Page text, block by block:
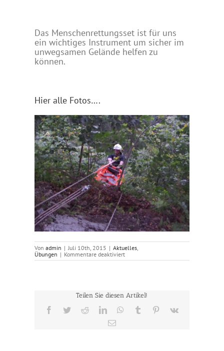
Das Menschenrettungsset ist für uns
ein wichtiges Instrument um sicher im
unwegsamen Gelände helfen zu
können.
Hier alle Fotos….
Von admin | Juli 10th, 2015 | Aktuelles,
Übungen | Kommentare deaktiviertfür
10.07.2015
Teilen Sie diesen Artikel!
Facebook
TwitterRedditLinkedInWhatsApp
Tumblr Pinterest
Vk
E-